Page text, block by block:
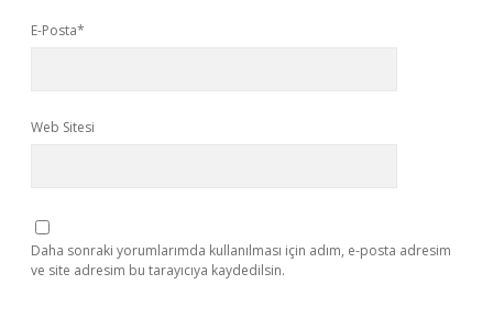
E-Posta*
Web Sitesi
Daha sonraki yorumlarımda kullanılması için adım, e-posta adresim
ve site adresim bu tarayıcıya kaydedilsin.